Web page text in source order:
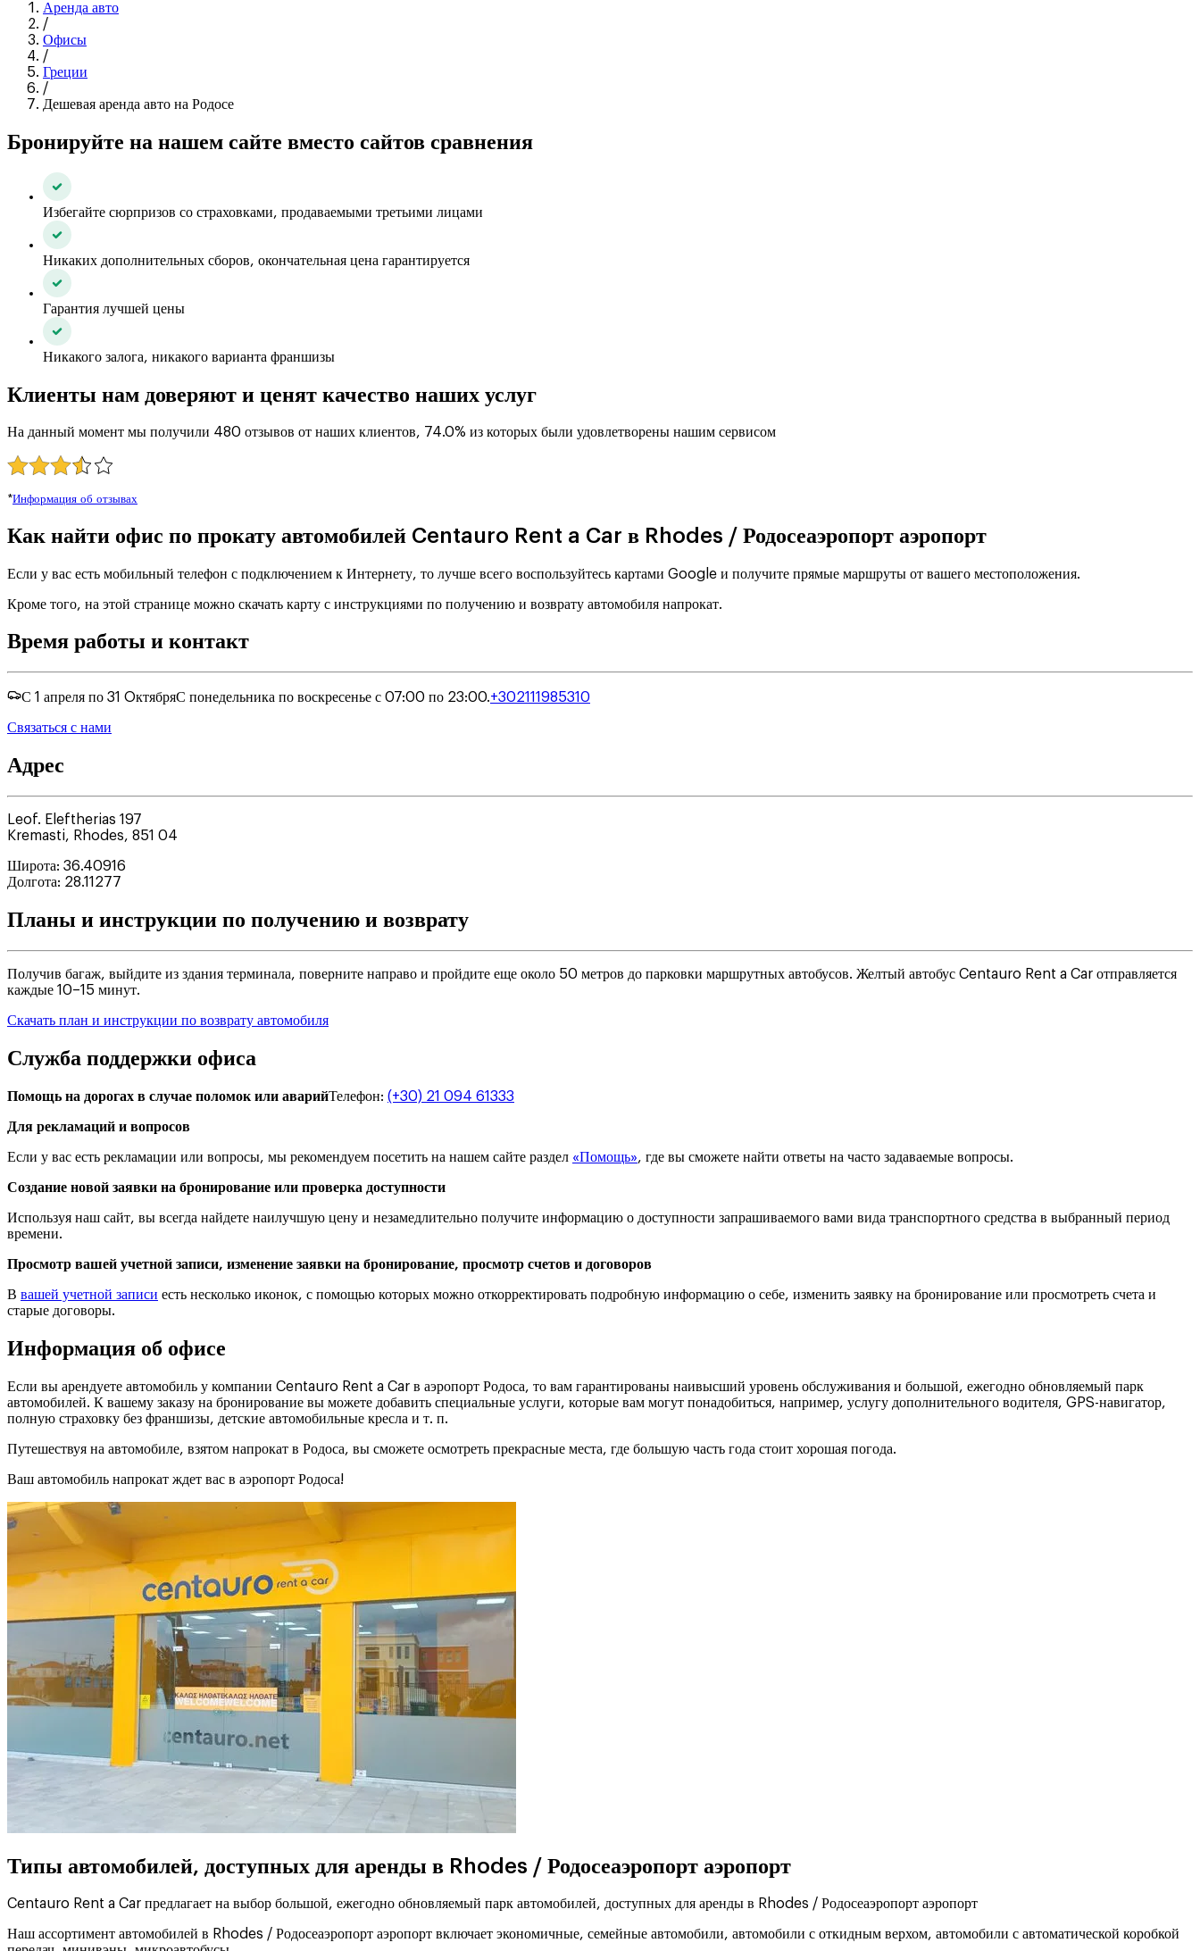
Аренда авто
/
Офисы
/
Греции
/
Дешевая аренда авто на Родосе
Бронируйте на нашем сайте вместо сайтов сравнения
Избегайте сюрпризов со страховками, продаваемыми третьими лицами
Никаких дополнительных сборов, окончательная цена гарантируется
Гарантия лучшей цены
Никакого залога, никакого варианта франшизы
Клиенты нам доверяют и ценят качество наших услуг
На данный момент мы получили 480 отзывов от наших клиентов, 74.0% из которых были удовлетворены нашим сервисом
*Информация об отзывах
Как найти офис по прокату автомобилей Centauro Rent a Car в Rhodes / Родосеаэропорт аэропорт
Если у вас есть мобильный телефон с подключением к Интернету, то лучше всего воспользуйтесь картами Google и получите прямые маршруты от вашего местоположения.
Кроме того, на этой странице можно скачать карту с инструкциями по получению и возврату автомобиля напрокат.
Время работы и контакт
С 1 апреля по 31 OктябряС понедельника по воскресенье с 07:00 по 23:00.+302111985310
Связаться с нами
Адрес
Leof. Eleftherias 197
Kremasti, Rhodes, 851 04
Широта: 36.40916
Долгота: 28.11277
Планы и инструкции по получению и возврату
Получив багаж, выйдите из здания терминала, поверните направо и пройдите еще около 50 метров до парковки маршрутных автобусов. Желтый автобус Centauro Rent a Car отправляется
каждые 10–15 минут.
Скачать план и инструкции по возврату автомобиля
Служба поддержки офиса
Помощь на дорогах в случае поломок или аварийТелефон: (+30) 21 094 61333
Для рекламаций и вопросов
Если у вас есть рекламации или вопросы, мы рекомендуем посетить на нашем сайте раздел «Помощь», где вы сможете найти ответы на часто задаваемые вопросы.
Создание новой заявки на бронирование или проверка доступности
Используя наш сайт, вы всегда найдете наилучшую цену и незамедлительно получите информацию о доступности запрашиваемого вами вида транспортного средства в выбранный период
времени.
Просмотр вашей учетной записи, изменение заявки на бронирование, просмотр счетов и договоров
В вашей учетной записи есть несколько иконок, с помощью которых можно откорректировать подробную информацию о себе, изменить заявку на бронирование или просмотреть счета и
старые договоры.
Информация об офисе
Если вы арендуете автомобиль у компании Centauro Rent a Car в аэропорт Родоса, то вам гарантированы наивысший уровень обслуживания и большой, ежегодно обновляемый парк
автомобилей. К вашему заказу на бронирование вы можете добавить специальные услуги, которые вам могут понадобиться, например, услугу дополнительного водителя, GPS-навигатор,
полную страховку без франшизы, детские автомобильные кресла и т. п.
Путешествуя на автомобиле, взятом напрокат в Родоса, вы сможете осмотреть прекрасные места, где большую часть года стоит хорошая погода.
Ваш автомобиль напрокат ждет вас в аэропорт Родоса!
Типы автомобилей, доступных для аренды в Rhodes / Родосеаэропорт аэропорт
Centauro Rent a Car предлагает на выбор большой, ежегодно обновляемый парк автомобилей, доступных для аренды в Rhodes / Родосеаэропорт аэропорт
Наш ассортимент автомобилей в Rhodes / Родосеаэропорт аэропорт включает экономичные, семейные автомобили, автомобили с откидным верхом, автомобили с автоматической коробкой